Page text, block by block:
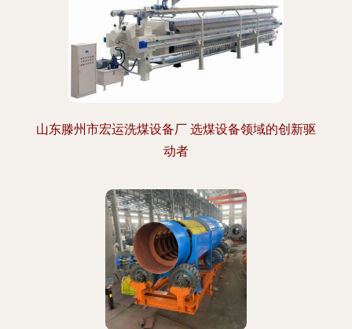
山东滕州市宏运洗煤设备厂 选煤设备领域的创新驱
动者